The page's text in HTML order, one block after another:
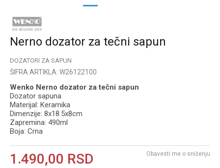
1
Nerno dozator za tečni sapun
DOZATORI ZA SAPUN
ŠIFRA ARTIKLA: W26122100
Wenko Nerno dozator za tečni sapun
Dozator sapuna
Materijal: Keramika
Dimenzije: 8x18.5x8cm
Zapremina: 490ml
Boja: Crna
1.490,00 RSD Obavesti me o sniženju